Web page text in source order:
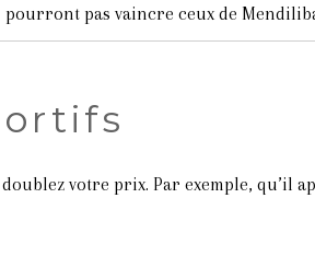
pourront pas vaincre ceux de
votre prix. Par exemple, qu’il